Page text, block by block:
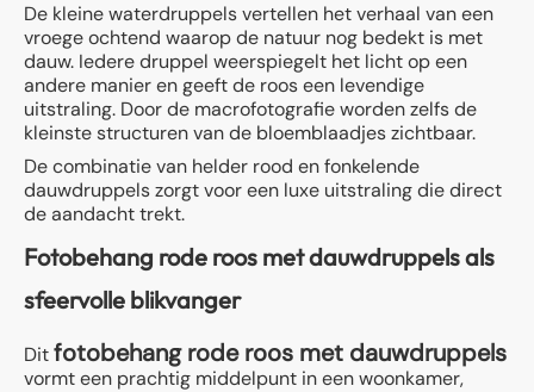
De kleine waterdruppels vertellen het verhaal van een
vroege ochtend waarop de natuur nog bedekt is met
dauw. Iedere druppel weerspiegelt het licht op een
andere manier en geeft de roos een levendige
uitstraling. Door de macrofotografie worden zelfs de
kleinste structuren van de bloemblaadjes zichtbaar.
De combinatie van helder rood en fonkelende
dauwdruppels zorgt voor een luxe uitstraling die direct
de aandacht trekt.
Fotobehang rode roos met dauwdruppels als
sfeervolle blikvanger
Ditfotobehang rode roos met dauwdruppels
vormt een prachtig middelpunt in een woonkamer,